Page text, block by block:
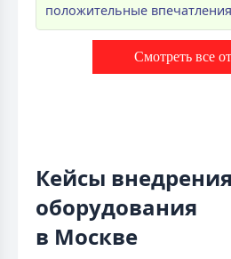
положительные
Смотреть все
Кейсы
оборудования
в Москве